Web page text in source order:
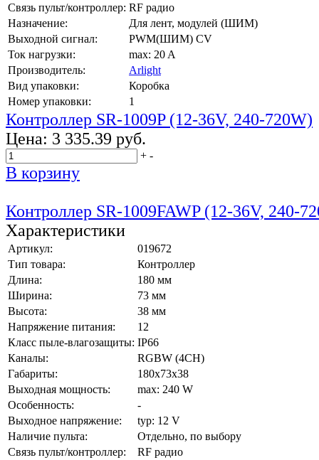
Связь пульт/контроллер: RF радио
Назначение:
Для лент, модулей (ШИМ)
Выходной сигнал:
PWM(ШИМ) CV
Ток нагрузки:
max: 20 A
Производитель:
Arlight
Вид упаковки:
Коробка
Номер упаковки:
1
Контроллер SR-1009P (12-36V, 240-720W)
Цена: 3 335.39 руб.
+ -
В корзину
Контроллер SR-1009FAWP (12-36V, 240-
Характеристики
Артикул:
019672
Тип товара:
Контроллер
Длина:
180 мм
Ширина:
73 мм
Высота:
38 мм
Напряжение питания:
12
Класс пыле-влагозащиты: IP66
Каналы:
RGBW (4CH)
Габариты:
180x73x38
Выходная мощность:
max: 240 W
Особенность:
-
Выходное напряжение:
typ: 12 V
Наличие пульта:
Отдельно, по выбору
Связь пульт/контроллер:
RF радио